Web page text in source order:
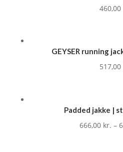
460,00
GEYSER running
517,00
Padded jakke |
666,00 kr. –